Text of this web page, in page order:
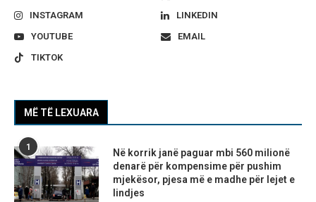
INSTAGRAM
LINKEDIN
YOUTUBE
EMAIL
TIKTOK
MË TË LEXUARA
1
Në korrik janë paguar mbi 560 milionë
denarë për kompensime për pushim
mjekësor, pjesa më e madhe për lejet e
lindjes